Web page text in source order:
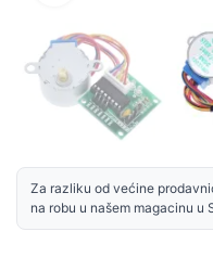
Za razliku od većine
na robu u našem magacinu u